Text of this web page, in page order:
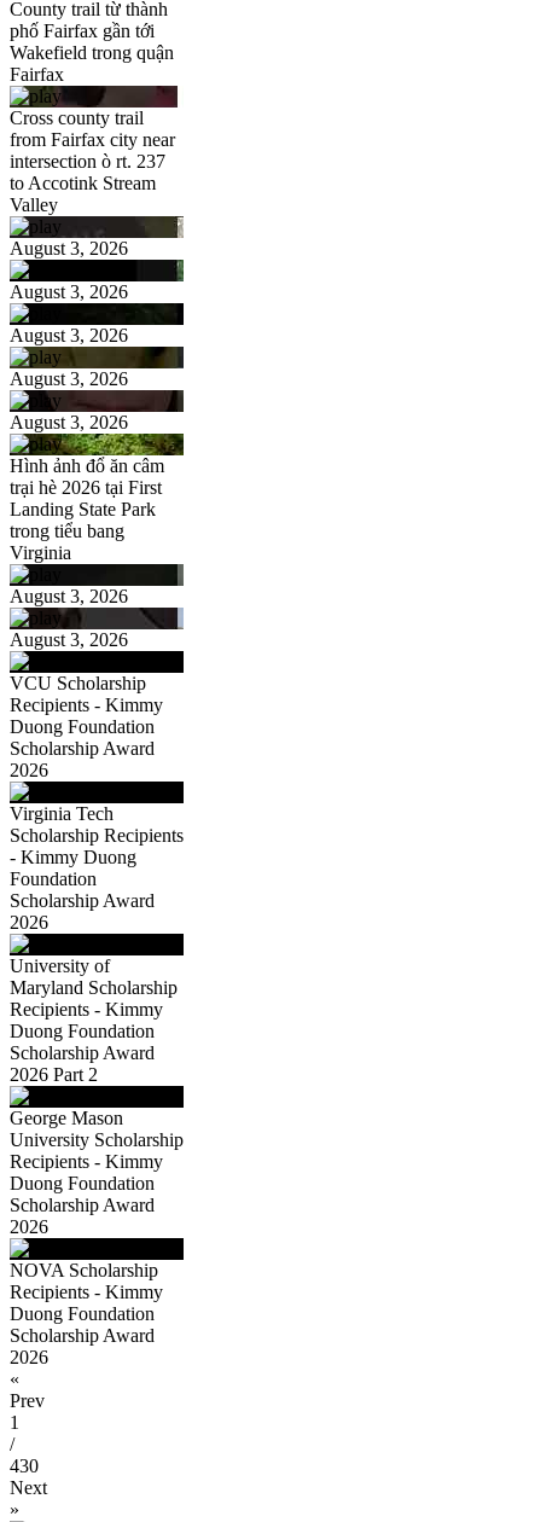
County trail từ thành
phố Fairfax gần tới
Wakefield trong quận
Fairfax
Cross county trail
from Fairfax city near
intersection ò rt. 237
to Accotink Stream
Valley
August 3, 2026
August 3, 2026
August 3, 2026
August 3, 2026
August 3, 2026
Hình ảnh đổ ăn câm
trại hè 2026 tại First
Landing State Park
trong tiểu bang
Virginia
August 3, 2026
August 3, 2026
VCU Scholarship
Recipients - Kimmy
Duong Foundation
Scholarship Award
2026
Virginia Tech
Scholarship Recipients
- Kimmy Duong
Foundation
Scholarship Award
2026
University of
Maryland Scholarship
Recipients - Kimmy
Duong Foundation
Scholarship Award
2026 Part 2
George Mason
University Scholarship
Recipients - Kimmy
Duong Foundation
Scholarship Award
2026
NOVA Scholarship
Recipients - Kimmy
Duong Foundation
Scholarship Award
2026
«
Prev
1
/
430
Next
»